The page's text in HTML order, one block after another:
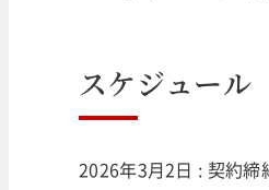
スケジュール
2026年3月2日 : 契約締